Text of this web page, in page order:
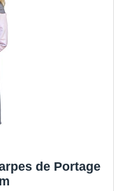
de Portage